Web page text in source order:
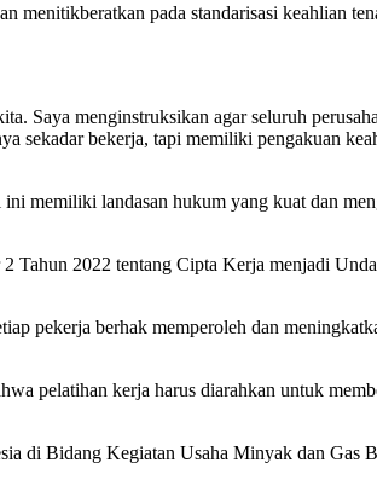
pada standarisasi keahlian
Saya menginstruksikan agar seluruh
sekadar bekerja, tapi memiliki pengakuan
memiliki landasan hukum yang kuat dan
Tahun 2022 tentang Cipta Kerja menjadi
pekerja berhak memperoleh dan
pelatihan kerja harus diarahkan untuk
di Bidang Kegiatan Usaha Minyak dan Gas